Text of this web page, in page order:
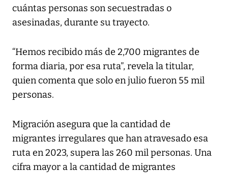
cuántas personas son secuestradas o
asesinadas, durante su trayecto.
“Hemos recibido más de 2,700 migrantes de
forma diaria, por esa ruta”, revela la titular,
quien comenta que solo en julio fueron 55 mil
personas.
Migración asegura que la cantidad de
migrantes irregulares que han atravesado esa
ruta en 2023, supera las 260 mil personas. Una
cifra mayor a la cantidad de migrantes